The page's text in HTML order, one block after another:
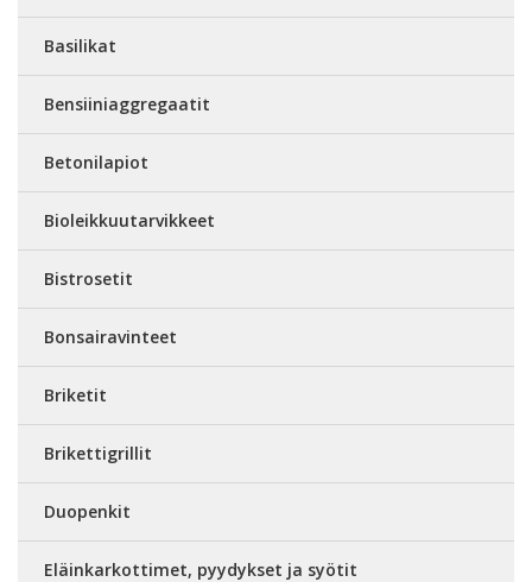
Basilikat
Bensiiniaggregaatit
Betonilapiot
Bioleikkuutarvikkeet
Bistrosetit
Bonsairavinteet
Briketit
Brikettigrillit
Duopenkit
Eläinkarkottimet, pyydykset ja syötit